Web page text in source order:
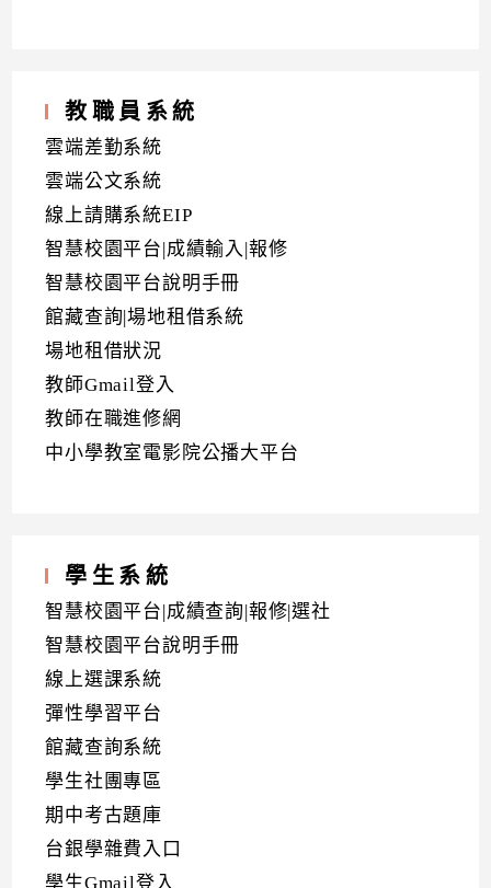
教職員系統
雲端差勤系統
雲端公文系統
線上請購系統EIP
智慧校園平台|成績輸入|報修
智慧校園平台說明手冊
館藏查詢|場地租借系統
場地租借狀況
教師Gmail登入
教師在職進修網
中小學教室電影院公播大平台
學生系統
智慧校園平台|成績查詢|報修|選社
智慧校園平台說明手冊
線上選課系統
彈性學習平台
館藏查詢系統
學生社團專區
期中考古題庫
台銀學雜費入口
學生Gmail登入